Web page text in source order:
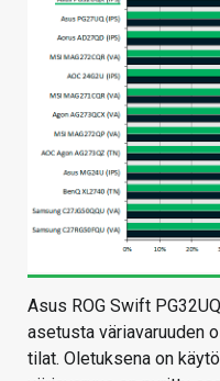
Asus ROG Swift
asetusta väriavaruuden
tilat. Oletuksena on